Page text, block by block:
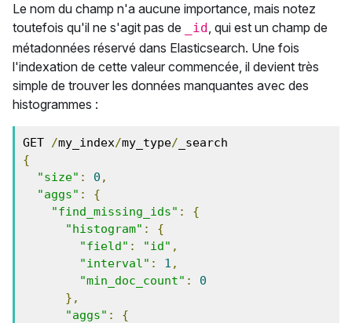
Le nom du champ n'a aucune importance, mais notez
toutefois qu'il ne s'agit pas de
_id, qui est un champ de
métadonnées réservé dans Elasticsearch. Une fois
l'indexation de cette valeur commencée, il devient très
simple de trouver les données manquantes avec des
histogrammes :
GET /my_index/my_type/
{
"size" : 0 ,
"aggs" :
{
"find_missing_ids" :
{
"histogram" :
{
"field" : "id" ,
"interval" : 1 ,
"min_doc_count" :
0
},
"aggs" :
{